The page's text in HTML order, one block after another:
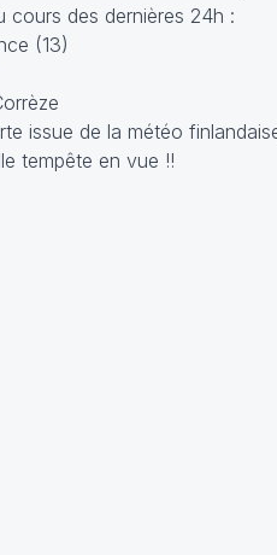
des dernières 24h :
(13)
issue de la météo